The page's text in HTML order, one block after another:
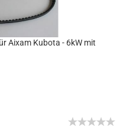
Aixam Kubota - 6kW mit